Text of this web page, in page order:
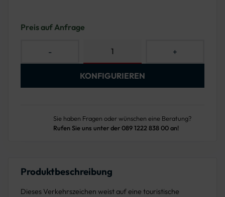
Preis auf Anfrage
- +
KONFIGURIEREN
Sie haben Fragen oder wünschen eine Beratung?
Rufen Sie uns unter der 089 1222 838 00 an!
Produktbeschreibung
Dieses Verkehrszeichen weist auf eine touristische